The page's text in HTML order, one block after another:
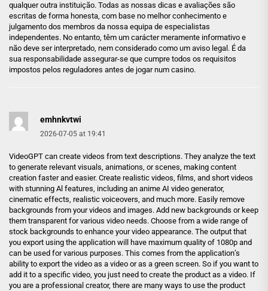
qualquer outra instituição. Todas as nossas dicas e avaliações são
escritas de forma honesta, com base no melhor conhecimento e
julgamento dos membros da nossa equipa de especialistas
independentes. No entanto, têm um carácter meramente informativo e
não deve ser interpretado, nem considerado como um aviso legal. É da
sua responsabilidade assegurar-se que cumpre todos os requisitos
impostos pelos reguladores antes de jogar num casino.
emhnkvtwi
2026-07-05 at 19:41
VideoGPT can create videos from text descriptions. They analyze the text
to generate relevant visuals, animations, or scenes, making content
creation faster and easier. Create realistic videos, films, and short videos
with stunning Al features, including an anime AI video generator,
cinematic effects, realistic voiceovers, and much more. Easily remove
backgrounds from your videos and images. Add new backgrounds or keep
them transparent for various video needs. Choose from a wide range of
stock backgrounds to enhance your video appearance. The output that
you export using the application will have maximum quality of 1080p and
can be used for various purposes. This comes from the application’s
ability to export the video as a video or as a green screen. So if you want to
add it to a specific video, you just need to create the product as a video. If
you are a professional creator, there are many ways to use the product